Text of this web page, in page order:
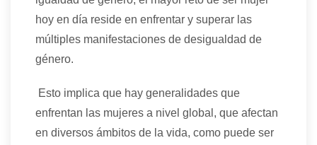
hoy en día reside en enfrentar y superar las
múltiples manifestaciones de desigualdad de
género.
Esto implica que hay generalidades que
enfrentan las mujeres a nivel global, que afectan
en diversos ámbitos de la vida, como puede ser